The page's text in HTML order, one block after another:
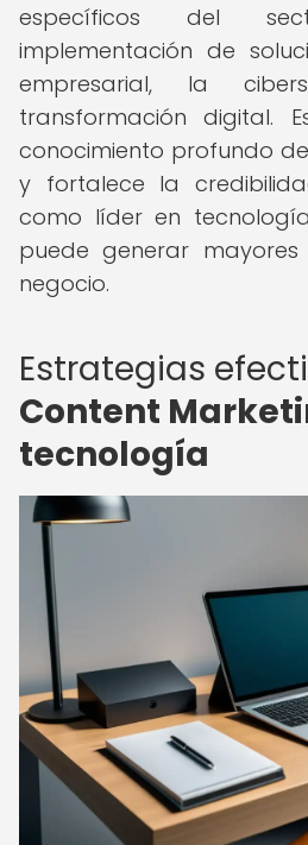
específicos del
implementación de
empresarial, la
transformación digital.
conocimiento profundo
y fortalece la
como líder en
puede generar
negocio.
Estrategias
Content
tecnología